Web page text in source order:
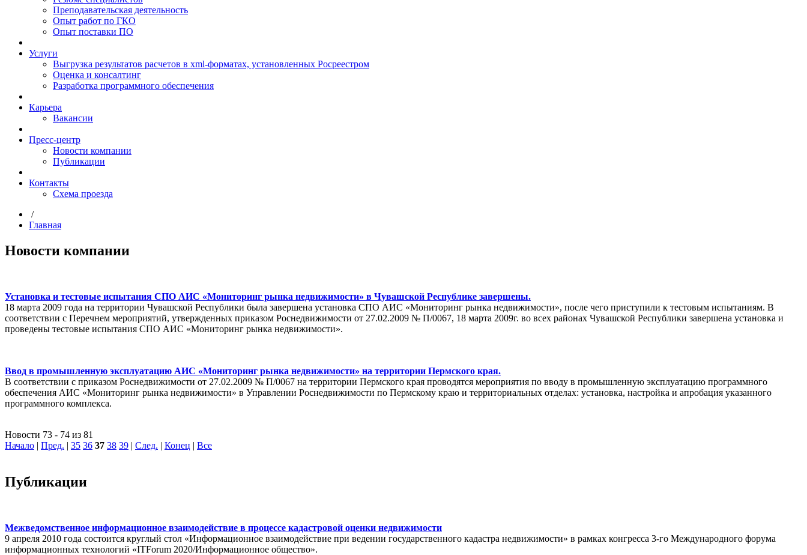
Преподавательская деятельность
Опыт работ по ГКО
Опыт поставки ПО
Услуги
Выгрузка результатов расчетов в xml-форматах, установленных Росреестром
Оценка и консалтинг
Разработка программного обеспечения
Карьера
Вакансии
Пресс-центр
Новости компании
Публикации
Контакты
Схема проезда
/
Главная
Новости компании
Установка и тестовые испытания СПО АИС «Мониторинг рынка недвижимости» в Чувашской Республике завершены.
18 марта 2009 года на территории Чувашской Республики была завершена установка СПО АИС «Мониторинг рынка недвижимости», после чего приступили к тестовым испытаниям. В
соответствии с Перечнем мероприятий, утвержденных приказом Роснедвижимости от 27.02.2009 № П/0067, 18 марта 2009г. во всех районах Чувашской Республики завершена установка и
проведены тестовые испытания СПО АИС «Мониторинг рынка недвижимости».
Ввод в промышленную эксплуатацию АИС «Мониторинг рынка недвижимости» на территории Пермского края.
В соответствии с приказом Роснедвижимости от 27.02.2009 № П/0067 на территории Пермского края проводятся мероприятия по вводу в промышленную эксплуатацию программного
обеспечения АИС «Мониторинг рынка недвижимости» в Управлении Роснедвижимости по Пермскому краю и территориальных отделах: установка, настройка и апробация указанного
программного комплекса.
Новости 73 - 74 из 81
Начало | Пред. | 35 36 37 38 39 | След. | Конец | Все
Публикации
Межведомственное информационное взаимодействие в процессе кадастровой оценки недвижимости
9 апреля 2010 года состоится круглый стол «Информационное взаимодействие при ведении государственного кадастра недвижимости» в рамках конгресса 3-го Международного форума
информационных технологий «ITForum 2020/Информационное общество».